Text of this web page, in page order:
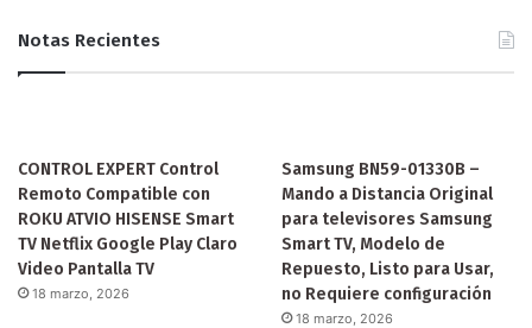
Notas Recientes
CONTROL EXPERT Control
Remoto Compatible con
ROKU ATVIO HISENSE Smart
TV Netflix Google Play Claro
Video Pantalla TV
18 marzo, 2026
Samsung BN59-01330B –
Mando a Distancia Original
para televisores Samsung
Smart TV, Modelo de
Repuesto, Listo para Usar,
no Requiere configuración
18 marzo, 2026